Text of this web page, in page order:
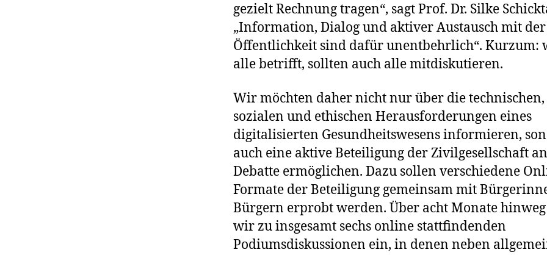
gezielt Rechnung tragen“, sagt Prof. Dr. Silke
„Information, Dialog und aktiver Austausch mit der
Öffentlichkeit sind dafür unentbehrlich“. Kurzum:
alle betrifft, sollten auch alle mitdiskutieren.
Wir möchten daher nicht nur über die technischen,
sozialen und ethischen Herausforderungen eines
digitalisierten Gesundheitswesens informieren,
auch eine aktive Beteiligung der Zivilgesellschaft
Debatte ermöglichen. Dazu sollen verschiedene
Formate der Beteiligung gemeinsam mit
Bürgern erprobt werden. Über acht Monate
wir zu insgesamt sechs online stattfindenden
Podiumsdiskussionen ein, in denen neben